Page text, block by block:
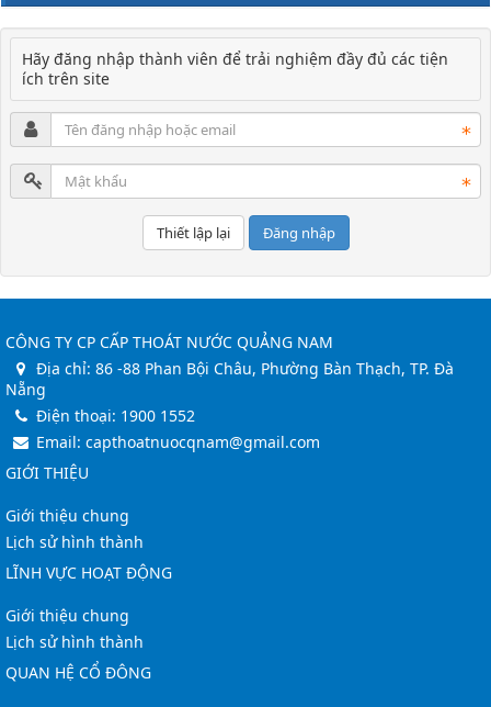
Hãy đăng nhập thành viên để trải nghiệm đầy đủ các tiện
ích trên site
Đăng nhập
CÔNG TY CP CẤP THOÁT NƯỚC QUẢNG NAM
Địa chỉ: 86 -88 Phan Bội Châu, Phường Bàn Thạch, TP. Đà
Nẵng
Điện thoại: 1900 1552
Email: capthoatnuocqnam@gmail.com
GIỚI THIỆU
Giới thiệu chung
Lịch sử hình thành
LĨNH VỰC HOẠT ĐỘNG
Giới thiệu chung
Lịch sử hình thành
QUAN HỆ CỔ ĐÔNG